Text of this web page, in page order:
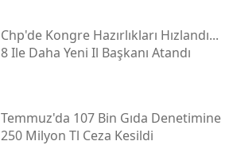
Chp'de Kongre Hazırlıkları Hızlandı...
8 Ile Daha Yeni Il Başkanı Atandı
Temmuz'da 107 Bin Gıda Denetimine
250 Milyon Tl Ceza Kesildi